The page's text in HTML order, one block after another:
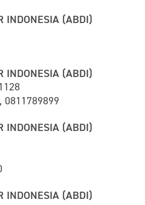
INDONESIA (ABDI)
INDONESIA (ABDI)
0811789899
INDONESIA (ABDI)
INDONESIA (ABDI)